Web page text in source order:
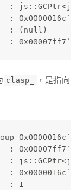
:
:
: (null)
:
clasp_ ，是指向
:
:
:
: 1